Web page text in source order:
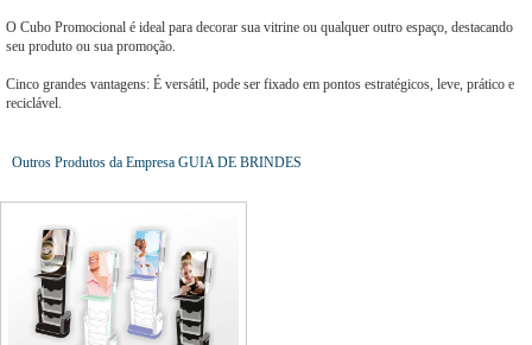
O Cubo Promocional é ideal para decorar sua vitrine ou qualquer outro espaço, destacando
seu produto ou sua promoção.
Cinco grandes vantagens: É versátil, pode ser fixado em pontos estratégicos, leve, prático e
reciclável.
Outros Produtos da Empresa GUIA DE BRINDES